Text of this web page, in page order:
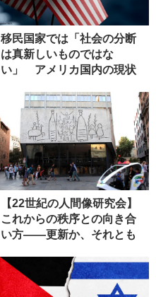
移民国家では「社会の分断
は真新しいものではな
い」 アメリカ国内の現状
【22世紀の人間像研究会】
これからの秩序との向き合
い方――更新か、それとも